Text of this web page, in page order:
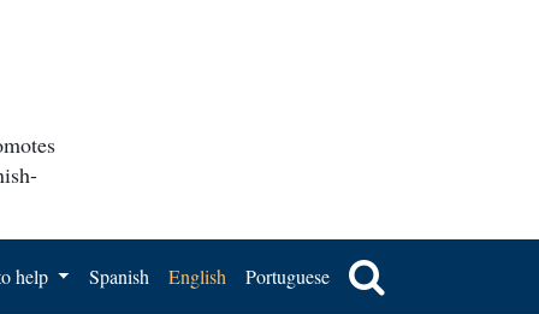
help Spanish English Portuguese